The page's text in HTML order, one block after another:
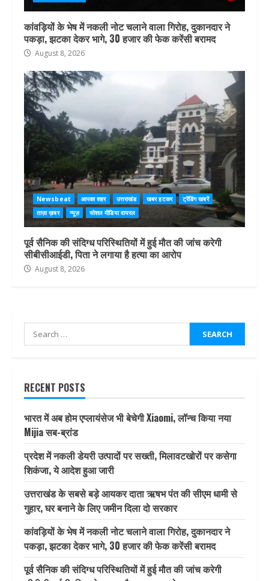
कांवड़ियों के भेष में नकली नोट चलाने वाला गिरोह, दुकानदार ने
पकड़ा, झटका देकर भागे, 30 हजार की फेक करेंसी बरामद
August 8, 2026
Newsbeat आपका शहर उत्तराखंड खबर हटकर
ट्रेंडिंग खबरें
ताज़ा ख़बर
न्यूज़ सोशल मीडिया वायरल
पूर्व सैनिक की संदिग्ध परिस्थितियों में हुई मौत की जांच करेगी
सीबीसीआईडी, पिता ने लगाया है हत्या का आरोप
August 8, 2026
Search
for:
RECENT POSTS
भारत में अब होम एप्लायंसेज भी बेचेगी Xiaomi, लॉन्च किया नया
Mijia सब-ब्रांड
प्रदेश में नकली डेयरी उत्पादों पर सख्ती, मिलावटखोरों पर कसेगा
शिकंजा, ये आदेश हुआ जारी
उत्तराखंड के सबसे बड़े आयकर दाता ऋषभ पंत की सीएम धामी से
गुहार, घर बनाने के लिए जमीन दिला दो सरकार
कांवड़ियों के भेष में नकली नोट चलाने वाला गिरोह, दुकानदार ने
पकड़ा, झटका देकर भागे, 30 हजार की फेक करेंसी बरामद
पूर्व सैनिक की संदिग्ध परिस्थितियों में हुई मौत की जांच करेगी